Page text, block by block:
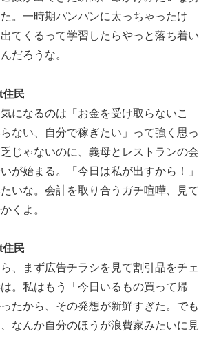
。一時期パンパンに太っちゃったけ
てくるって学習したらやっと落ち着い
だろうな。
住民
になるのは「お金を受け取らないこ
ない、自分で稼ぎたい」って強く思っ
じゃないのに、義母とレストランの会
が始まる。「今日は私が出すから！」
たいな。会計を取り合うガチ喧嘩、見て
くよ。
住民
、まず広告チラシを見て割引品をチェ
。私はもう「今日いるもの買って帰
たから、その発想が新鮮すぎた。でも
なんか自分のほうが浪費家みたいに見